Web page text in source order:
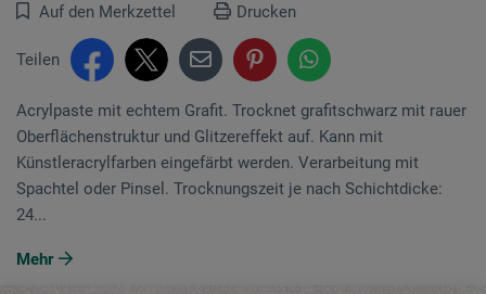
Auf den Merkzettel Drucken
Teilen
Acrylpaste mit echtem Grafit. Trocknet grafitschwarz mit rauer
Oberflächenstruktur und Glitzereffekt auf. Kann mit
Künstleracrylfarben eingefärbt werden. Verarbeitung mit
Spachtel oder Pinsel. Trocknungszeit je nach Schichtdicke:
24...
Mehr